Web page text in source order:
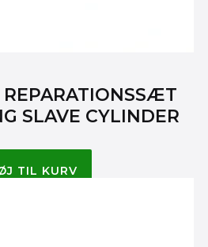
SLAVE CYLINDER
TIL KURV